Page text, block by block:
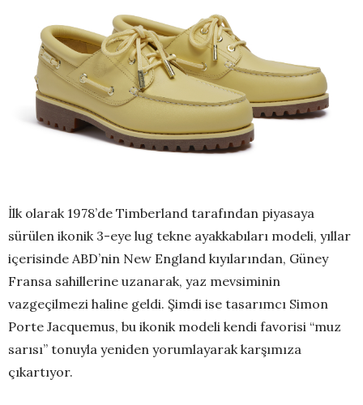
İlk olarak 1978’de Timberland tarafından piyasaya
sürülen ikonik 3-eye lug tekne ayakkabıları modeli, yıllar
içerisinde ABD’nin New England kıyılarından, Güney
Fransa sahillerine uzanarak, yaz mevsiminin
vazgeçilmezi haline geldi. Şimdi ise tasarımcı Simon
Porte Jacquemus, bu ikonik modeli kendi favorisi “muz
sarısı” tonuyla yeniden yorumlayarak karşımıza
çıkartıyor.